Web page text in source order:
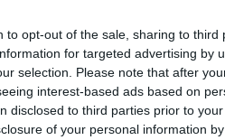
to opt-out of the sale, sharing to
for targeted advertising by
selection. Please note that after
interest-based ads based on
disclosed to third parties prior to
of your personal information